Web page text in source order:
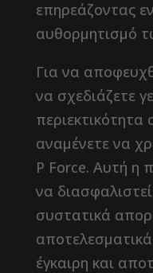
επηρεάζοντας
αυθορμητισμό
Για να
να σχεδιάζετε
αναμένετε να
P Force. Αυτή η
να
συστατικά
έγκαιρη και